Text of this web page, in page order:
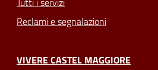
Reclami e segnalazioni
VIVERE CASTEL MAGGIORE